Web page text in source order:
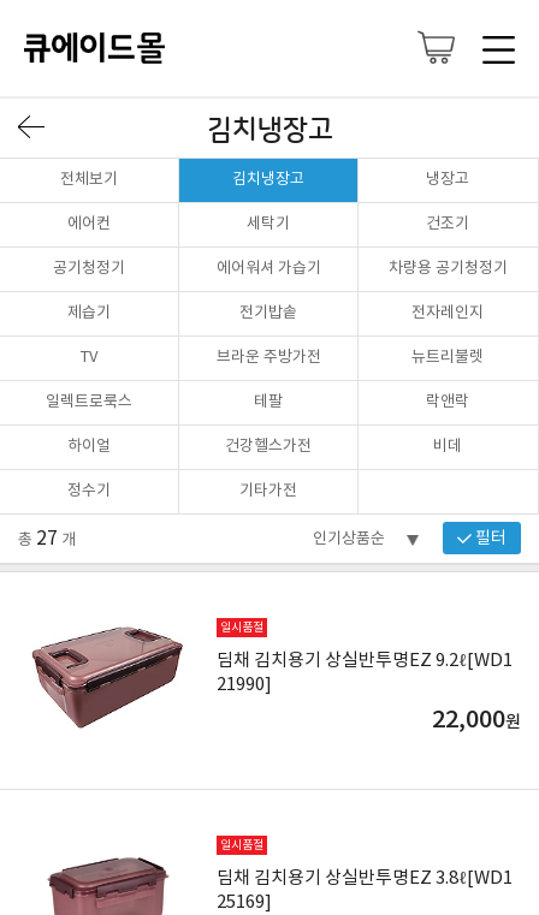
김치냉장고
전체보기 김치냉장고 냉장고
에어컨 세탁기 건조기
공기청정기 에어워셔 가습기 차량용 공기청정기
제습기 전기밥솥 전자레인지
TV 브라운 주방가전 뉴트리불렛
일렉트로룩스 테팔 락앤락
하이얼 건강헬스가전 비데
정수기 기타가전
총 27 개 필터
일시품절
딤채 김치용기 상실반투명EZ 9.2ℓ[WD1
21990]
22,000원
일시품절
딤채 김치용기 상실반투명EZ 3.8ℓ[WD1
25169]